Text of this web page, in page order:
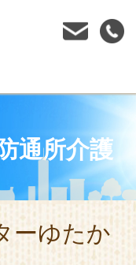
通所介護
ーゆたか